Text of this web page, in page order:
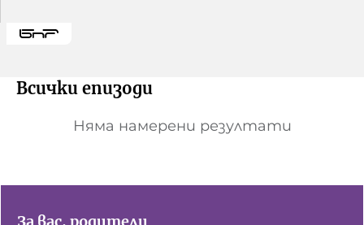
Домашен любимец
До ре ми
Всички епизоди
Няма намерени резултати